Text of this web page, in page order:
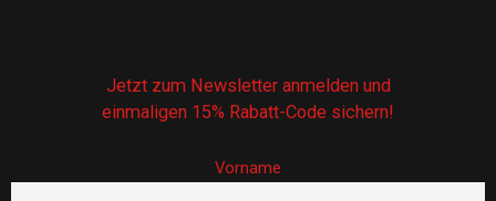
Jetzt zum Newsletter anmelden und
einmaligen 15% Rabatt-Code sichern!
Vorname